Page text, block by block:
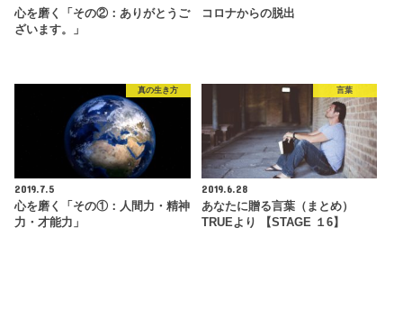
心を磨く「その②：ありがとうご
ざいます。」
コロナからの脱出
真の生き方
2019.7.5
心を磨く「その①：人間力・精神
力・才能力」
言葉
2019.6.28
あなたに贈る言葉（まとめ）
TRUEより 【STAGE １6】